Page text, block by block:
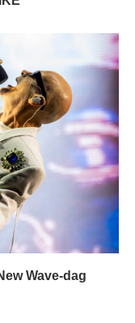
Wave-dag